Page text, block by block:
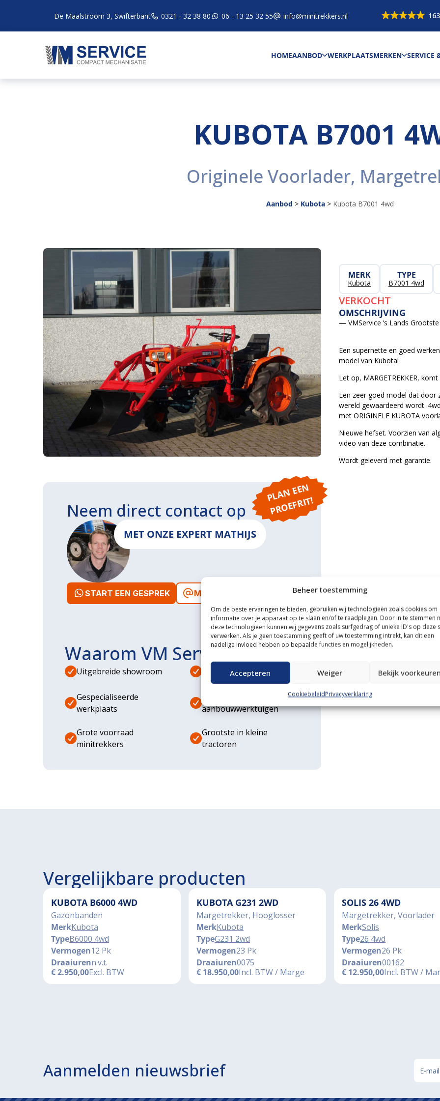
Beheer toestemming
Om de beste ervaringen te bieden, gebruiken wij technologieën zoals cookies om
informatie over je apparaat op te slaan en/of te raadplegen. Door in te stemmen
deze technologieën kunnen wij gegevens zoals surfgedrag of unieke ID's op deze
verwerken. Als je geen toestemming geeft of uw toestemming intrekt, kan dit een
nadelige invloed hebben op bepaalde functies en mogelijkheden.
Accepteren Weiger Bekijk
CookiebeleidPrivacyverklaring
De Maalstroom 3, Swifterbant 0321 - 32 38 80 06 - 13 25 32 55 info@minitrekkers.nl
HOMEAANBOD WERKPLAATSMERKEN SERVICE
KUBOTA B7001
Originele Voorlader,
Aanbod > Kubota > Kubota B7001 4wd
MERK
Kubota
TYPE
B7001 4wd
VERKOCHT
OMSCHRIJVING
— VMService ’s Lands
Een supernette en goed
model van Kubota!
Let op, MARGETREKKER,
Een zeer goed model dat
wereld gewaardeerd wordt.
met ORIGINELE KUBOTA
Nieuwe hefset. Voorzien van
video van deze combinatie.
Wordt geleverd met garantie.
P
L
A
N
E
E
N
P
R
O
E
F
RI
T!
Neem direct contact op
MET ONZE EXPERT MATHIJS
START EEN GESPREK MAIL ONS
Waarom VM Service
Uitgebreide showroom Eigen transportservice
Gespecialiseerde
werkplaats
aanbouwwerktuigen
Grote voorraad
minitrekkers
Grootste in kleine
tractoren
Vergelijkbare producten
KUBOTA B6000 4WD
Gazonbanden
MerkKubota
TypeB6000 4wd
Vermogen12 Pk
Draaiurenn.v.t.
€2.950,00Excl. BTW
KUBOTA G231 2WD
Margetrekker, Hooglosser
MerkKubota
TypeG231 2wd
Vermogen23 Pk
Draaiuren0075
€ 18.950,00Incl. BTW / Marge
SOLIS 26 4WD
Margetrekker, Voorlader
MerkSolis
Type26 4wd
Vermogen26 Pk
Draaiuren00162
€ 12.950,00Incl. BTW /
Aanmelden nieuwsbrief